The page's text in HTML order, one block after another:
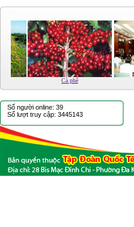
Cà phê
Số người online: 39
Số lượt truy cập: 3445143